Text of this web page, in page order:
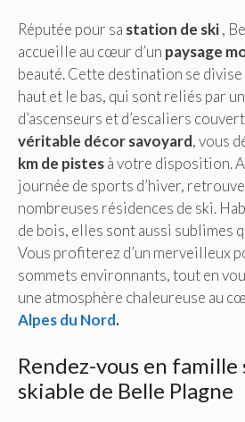
Réputée pour sa station de ski,
accueille au cœur d’un paysage
beauté. Cette destination se
haut et le bas, qui sont reliés par
d’ascenseurs et d’escaliers
véritable décor savoyard, vous
km de pistesà votre disposition.
journée de sports d’hiver,
nombreuses résidences de ski.
de bois, elles sont aussi sublimes
Vous profiterez d’un merveilleux
sommets environnants, tout en
une atmosphère chaleureuse au
Alpes du Nord.
Rendez-vous en
skiable de Belle Plagne